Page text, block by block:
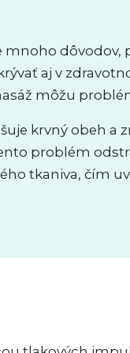
mnoho dôvodov,
aj v
môžu
krvný obeh
problém
tkaniva, čím